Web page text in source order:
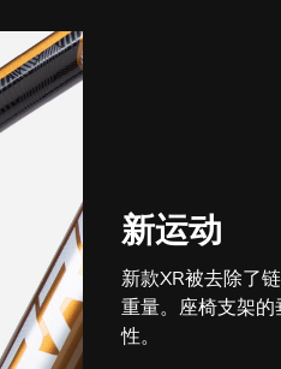
新运动
新款XR被去除了
重量。座椅支架
性。